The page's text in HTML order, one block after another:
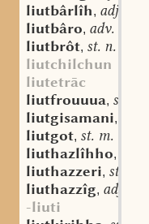
liutbârlîh, adj.
liutbâro, adv.
liutbrôt, st. n.
liutchilchun
liutetrāc
liutfrouuua, sw. f.
liutgisamani,
liutgot, st. m.
liuthazlîhho,
liuthazzeri, st. m.
liuthazzîg, adj.
-liuti